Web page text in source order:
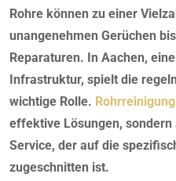
Rohre können zu einer
unangenehmen Gerüchen
Reparaturen. In Aachen,
Infrastruktur, spielt die
wichtige Rolle.
effektive Lösungen,
Service, der auf die
zugeschnitten ist.